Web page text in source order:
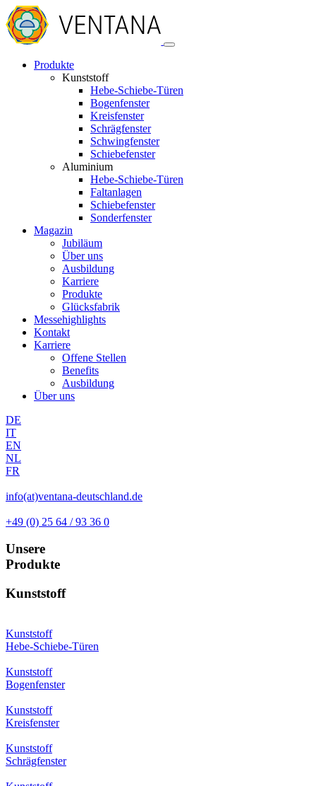
Produkte
Kunststoff
Hebe-Schiebe-Türen
Bogenfenster
Kreisfenster
Schrägfenster
Schwingfenster
Schiebefenster
Aluminium
Hebe-Schiebe-Türen
Faltanlagen
Schiebefenster
Sonderfenster
Magazin
Jubiläum
Über uns
Ausbildung
Karriere
Produkte
Glücksfabrik
Messehighlights
Kontakt
Karriere
Offene Stellen
Benefits
Ausbildung
Über uns
DE
IT
EN
NL
FR
info(at)ventana-deutschland.de
+49 (0) 25 64 / 93 36 0
Unsere
Produkte
Kunststoff
Kunststoff
Hebe-Schiebe-Türen
Kunststoff
Bogenfenster
Kunststoff
Kreisfenster
Kunststoff
Schrägfenster